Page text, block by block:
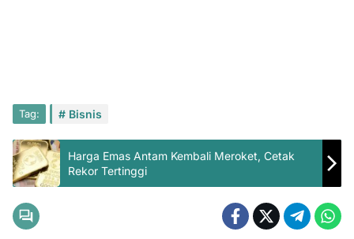
Tag: Bisnis
Harga Emas Antam Kembali Meroket, Cetak
Rekor Tertinggi